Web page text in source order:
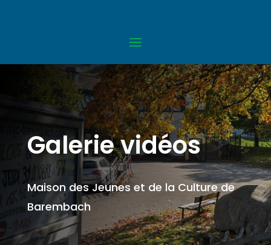
Galerie vidéos
Maison des Jeunes et de la Culture de
Barembach